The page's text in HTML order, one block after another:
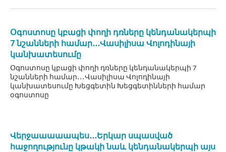
Օգոստոսը կբացի փողի դռները կենդանակերպի
7 նշանների համար․․․Վասիլիսա Վոլոդինայի
կանխատեսումը
Օգոստոսը կբացի փողի դռները կենդանակերպի 7
նշանների համար․․․Վասիլիսա Վոլոդինայի
կանխատեսումը Խեցգետին Խեցգետինների համար
օգոստոսը
Վերջաաաաապես․․․Երկար սպասված
հաջողությունը կթակի նաև կենդանակերպի այս